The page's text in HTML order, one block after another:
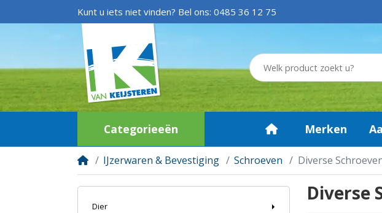
Kunt u iets niet vinden? Bel ons: 0485 36 12 75
Categorieeën Merken
IJzerwaren & Bevestiging Schroeven Diverse
Dier
Diverse